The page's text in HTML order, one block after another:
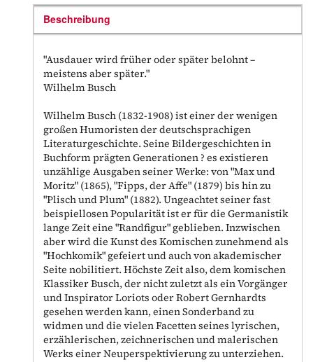
Beschreibung
"Ausdauer wird früher oder später belohnt –
meistens aber später."
Wilhelm Busch
Wilhelm Busch (1832-1908) ist einer der wenigen
großen Humoristen der deutschsprachigen
Literaturgeschichte. Seine Bildergeschichten in
Buchform prägten Generationen ? es existieren
unzählige Ausgaben seiner Werke: von "Max und
Moritz" (1865), "Fipps, der Affe" (1879) bis hin zu
"Plisch und Plum" (1882). Ungeachtet seiner fast
beispiellosen Popularität ist er für die Germanistik
lange Zeit eine "Randfigur" geblieben. Inzwischen
aber wird die Kunst des Komischen zunehmend als
"Hochkomik" gefeiert und auch von akademischer
Seite nobilitiert. Höchste Zeit also, dem komischen
Klassiker Busch, der nicht zuletzt als ein Vorgänger
und Inspirator Loriots oder Robert Gernhardts
gesehen werden kann, einen Sonderband zu
widmen und die vielen Facetten seines lyrischen,
erzählerischen, zeichnerischen und malerischen
Werks einer Neuperspektivierung zu unterziehen.